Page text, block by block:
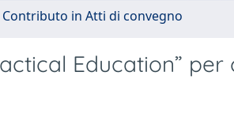
Contributo in Atti di convegno
Education” per